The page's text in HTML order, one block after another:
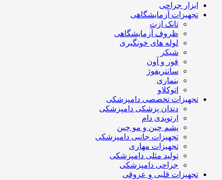
ابزار جراحی
تجهیزات آزمایشگاهی
تانک ازت
ظروف آزمایشگاهی
لوله های خونگیری
شیکر
فور و آون
سانتریفوژ
بنماری
اتوکلاو
تجهیزات تخصصی دامپزشکی
دندان پزشکی دامپزشکی
ارتوپدی دام
پشم چین و مو چین
تجهیزات جانبی دامپزشکی
تجهیزات مهاری
تولید مثلی دامپزشکی
جراحی دامپزشکی
تجهیزات قلبی و عروقی